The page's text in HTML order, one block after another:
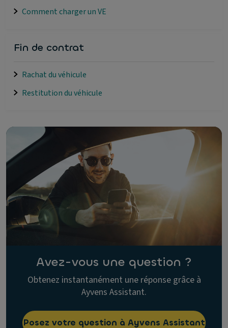
Comment charger un VE
Fin de contrat
Rachat du véhicule
Restitution du véhicule
Avez-vous une question ?
Obtenez instantanément une réponse grâce à
Ayvens Assistant.
Posez votre question à Ayvens Assistant